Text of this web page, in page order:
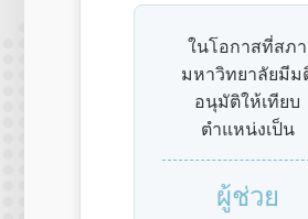
ในโอกาสที่สภา
มหาวิทยาลัยมีม
อนุมัติให้เทียบ
ตำแหน่งเป็น
ผู้ช่วย